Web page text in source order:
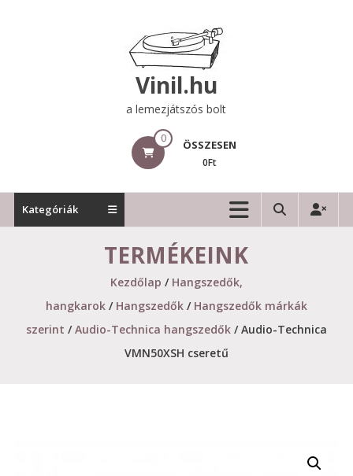
Vinil.hu
a lemezjátszós bolt
0 ÖSSZESEN
0Ft
Kategóriák
TERMÉKEINK
Kezdőlap / Hangszedők,
hangkarok/ Hangszedők/ Hangszedők márkák
szerint /Audio-Technica hangszedők/ Audio-Technica
VMN50XSH cseretű